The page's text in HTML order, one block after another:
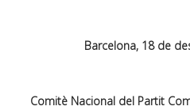
Barcelona, 18 de
Comitè Nacional del Partit